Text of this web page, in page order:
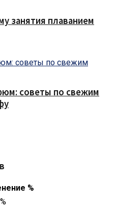
занятия плаванием
советы по свежим
%
%